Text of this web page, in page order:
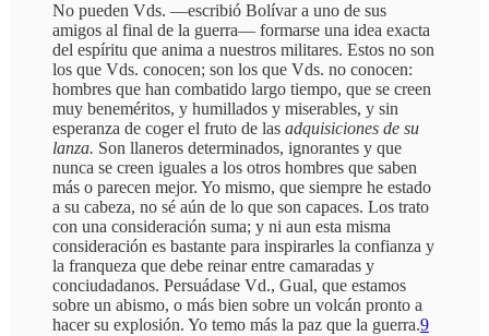
No pueden Vds. —escribió Bolívar a uno de sus
amigos al final de la guerra— formarse una idea exacta
del espíritu que anima a nuestros militares. Estos no son
los que Vds. conocen; son los que Vds. no conocen:
hombres que han combatido largo tiempo, que se creen
muy beneméritos, y humillados y miserables, y sin
esperanza de coger el fruto de las adquisiciones de su
lanza. Son llaneros determinados, ignorantes y que
nunca se creen iguales a los otros hombres que saben
más o parecen mejor. Yo mismo, que siempre he estado
a su cabeza, no sé aún de lo que son capaces. Los trato
con una consideración suma; y ni aun esta misma
consideración es bastante para inspirarles la confianza y
la franqueza que debe reinar entre camaradas y
conciudadanos. Persuádase Vd., Gual, que estamos
sobre un abismo, o más bien sobre un volcán pronto a
hacer su explosión. Yo temo más la paz que la guerra.9